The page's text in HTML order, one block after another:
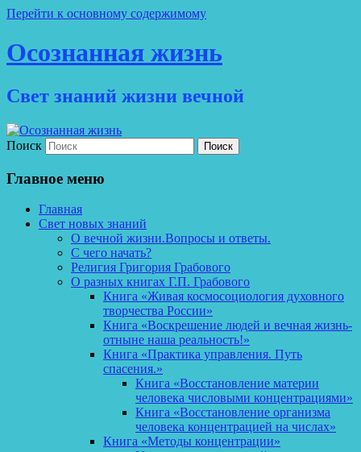
Перейти к основному содержимому
Осознанная жизнь
Свет знаний жизни вечной
Поиск
Главное меню
Главная
Свет новых знаний
О вечной жизни.Вопросы и ответы.
С чего начать?
Религия Григория Грабового
О разных книгах Г.П. Грабового
Книга «Живая космосоциология духовного
творчества России»
Книга «Воскрешение людей и вечная жизнь-
отныне наша реальность!»
Книга «Практика управления. Путь
спасения.»
Книга «Восстановление материи
человека числовыми концентрациями»
Книга «Восстановление организма
человека концентрацией на числах»
Книга «Методы концентрации»